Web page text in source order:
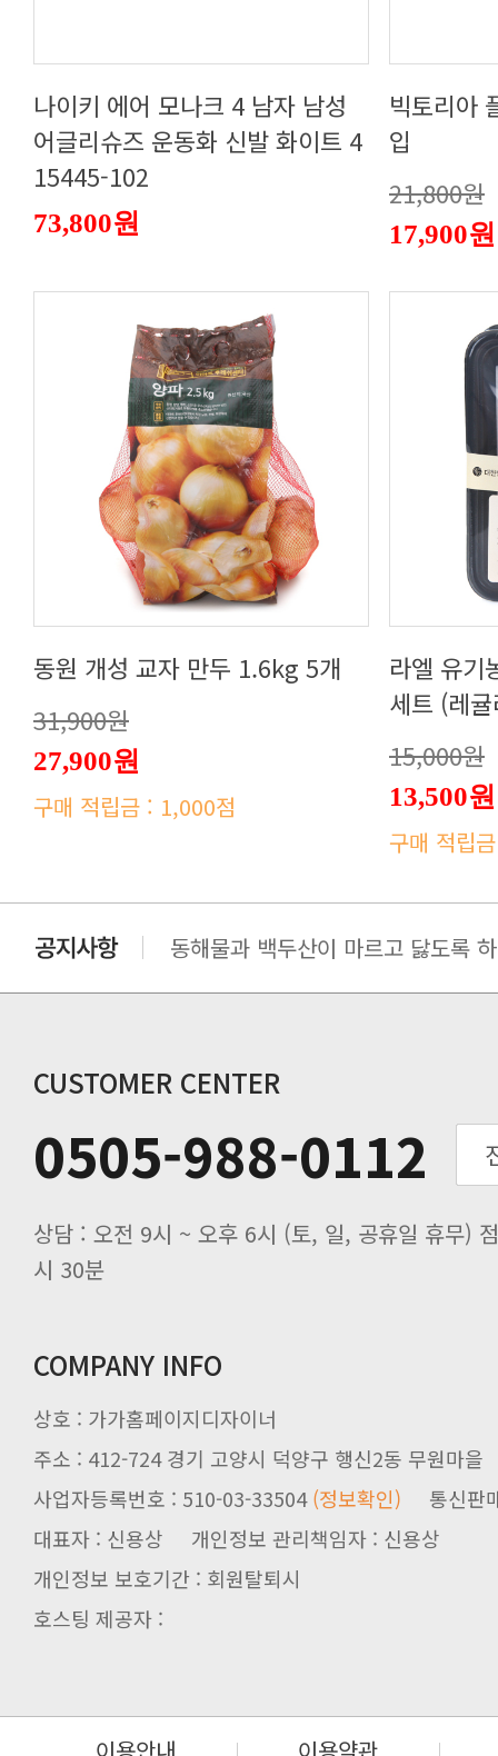
15445-102
73,800원
입
21,800원
17,900원
동원 개성 교자 만두 1.6kg 5개
31,900원
27,900원
구매 적립금 : 1,000점
세트 (레
15,000원
13,500원
구매 적립
동해물과 백두산이 마르고 닳도록
동해물과 백두산이 마르고 닳도록
CUSTOMER CENTER
0505-988-0112
시 30분
COMPANY INFO
상호 : 가가홈페이지디자이너
주소 : 412-724 경기 고양시 덕양구 행신2동 무원마을
사업자등록번호 : 510-03-33504(정보확인) 통신판
대표자 : 신용상 개인정보 관리책임자 : 신용상
개인정보 보호기간 : 회원탈퇴시
호스팅 제공자 :